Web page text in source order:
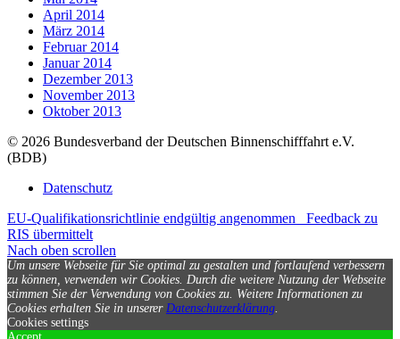
April 2014
März 2014
Februar 2014
Januar 2014
Dezember 2013
November 2013
Oktober 2013
© 2026 Bundesverband der Deutschen Binnenschifffahrt e.V.
(BDB)
Datenschutz
EU-Qualifikationsrichtlinie endgültig angenommen
Feedback zu
RIS übermittelt
Nach oben scrollen
Um unsere Webseite für Sie optimal zu gestalten und fortlaufend verbessern
zu können, verwenden wir Cookies. Durch die weitere Nutzung der Webseite
stimmen Sie der Verwendung von Cookies zu. Weitere Informationen zu
Cookies erhalten Sie in unserer Datenschutzerklärung.
Cookies settings